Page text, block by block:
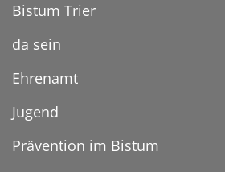
Bistum Trier
da sein
Ehrenamt
Jugend
Prävention im Bistum